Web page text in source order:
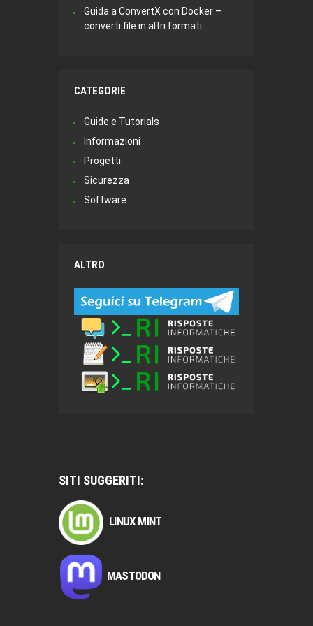
Guida a ConvertX con Docker –
converti file in altri formati
CATEGORIE
Guide e Tutorials
Informazioni
Progetti
Sicurezza
Software
ALTRO
SITI SUGGERITI:
LINUX MINT
MASTODON